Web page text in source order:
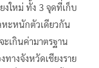
งใหม่ ทั้ง 3 จุดที่เก็บ
ะหนักตัวเดียวกัน
ะเกินค่ามาตรฐาน
ทางจังหวัดเชียงราย